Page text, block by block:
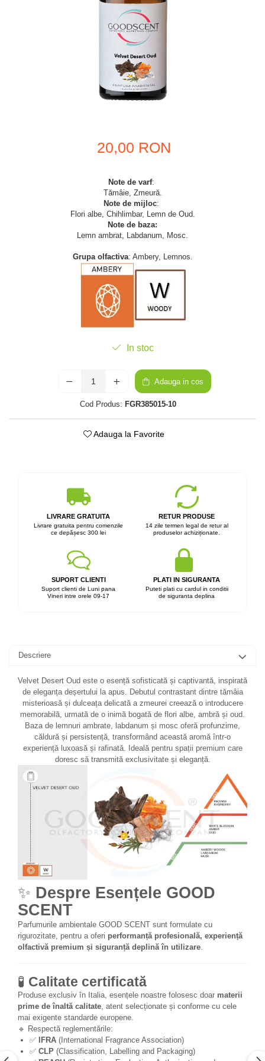
20,00 RON
Note de varf:
Tămâie, Zmeură.
Note de mijloc:
Flori albe, Chihlimbar, Lemn de Oud.
Note de baza:
Lemn ambrat, Labdanum, Mosc.
Grupa olfactiva: Ambery, Lemnos.
In stoc
Adauga in cos
Cod Produs: FGR385015-10
Adauga la Favorite
LIVRARE GRATUITA
Livrare gratuita pentru comenzile
ce depășesc 300 lei
RETUR PRODUSE
14 zile termen legal de retur al
produselor achiziționate.
SUPORT CLIENTI
Suport clienti de Luni pana
Vineri intre orele 09-17
PLATI IN SIGURANTA
Puteti plati cu cardul in conditii
de siguranta deplina
Descriere
Velvet Desert Oud este o esență sofisticată și captivantă, inspirată
de eleganța deșertului la apus. Debutul contrastant dintre tămâia
misterioasă și dulceața delicată a zmeurei creează o introducere
memorabilă, urmată de o inimă bogată de flori albe, ambră și oud.
Baza de lemnuri ambrate, labdanum și mosc oferă profunzime,
căldură și persistență, transformând această aromă într-o
experiență luxoasă și rafinată. Ideală pentru spații premium care
doresc să transmită exclusivitate și eleganță.
✨ Despre Esențele GOOD
SCENT
Parfumurile ambientale GOOD SCENT sunt formulate cu
rigurozitate, pentru a oferi performanță profesională, experiență
olfactivă premium și siguranță deplină în utilizare
🧪 Calitate certificată
Produse exclusiv în Italia, esențele noastre folosesc doar materii
prime de înaltă calitate , atent selecționate și conforme cu cele
mai exigente standarde europene.
🔹 Respectă reglementările:
✅ IFRA (International Fragrance Association)
✅ CLP (Classification, Labelling and Packaging)